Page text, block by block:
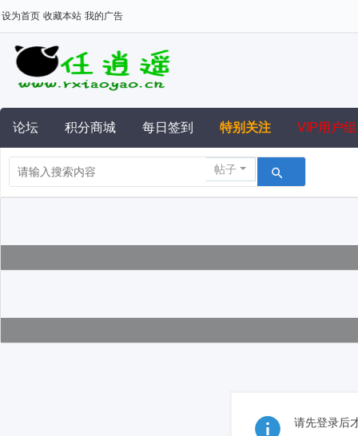
设为首页 收藏本站 我的广告
论坛 积分商城 每日签到 特别关注 VIP用户组
帖子
请先登录后